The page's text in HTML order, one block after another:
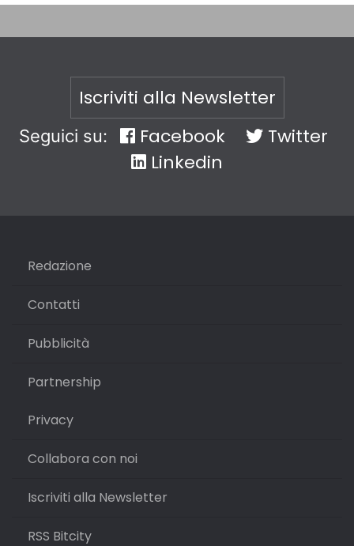
Iscriviti alla Newsletter
Seguici su: Facebook
Twitter
Linkedin
Redazione
Contatti
Pubblicità
Partnership
Privacy
Collabora con noi
Iscriviti alla Newsletter
RSS Bitcity